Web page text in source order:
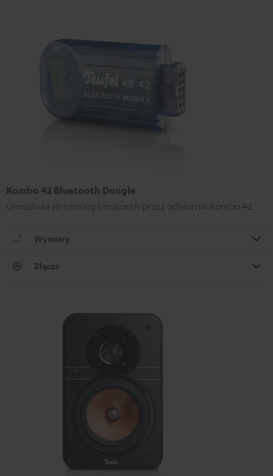
Kombo 42 Bluetooth Dongle
Umożliwia streaming bleutooth przez odbiornik Kombo 42.
Wymiary
Złącza